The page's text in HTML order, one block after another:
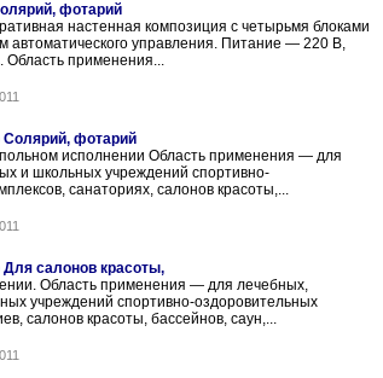
фотарий
настенная композиция с четырьмя блоками
автоматического управления. Питание — 220 В,
применения...
Солярий, фотарий
исполнении Область применения — для
и школьных учреждений спортивно-
санаториях, салонов красоты,...
салонов красоты,
Область применения — для лечебных,
учреждений спортивно-оздоровительных
салонов красоты, бассейнов, саун,...